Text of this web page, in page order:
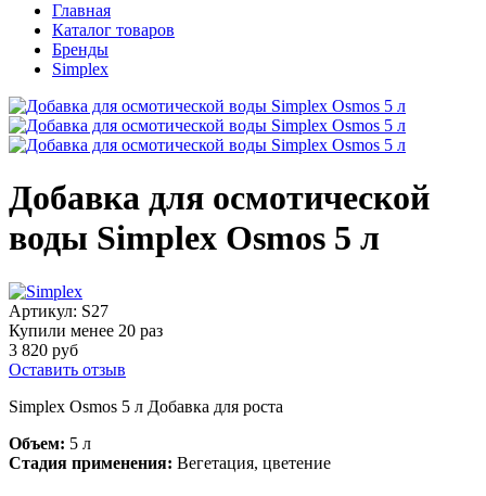
Главная
Каталог товаров
Бренды
Simplex
Добавка для осмотической
воды Simplex Osmos 5 л
Артикул: S27
Купили менее 20 раз
3 820 руб
Оставить отзыв
Simplex Osmos 5 л Добавка для роста
Объем: 5 л
Стадия применения: Вегетация, цветение